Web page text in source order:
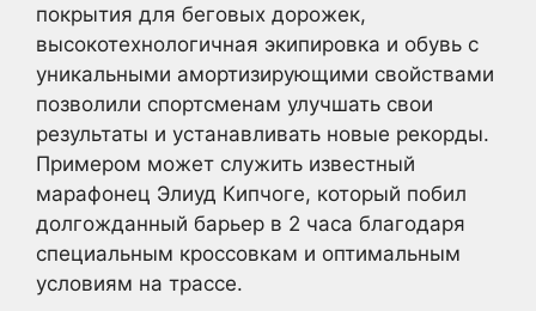
покрытия для беговых дорожек,
высокотехнологичная экипировка и обувь с
уникальными амортизирующими свойствами
позволили спортсменам улучшать свои
результаты и устанавливать новые рекорды.
Примером может служить известный
марафонец Элиуд Кипчоге, который побил
долгожданный барьер в 2 часа благодаря
специальным кроссовкам и оптимальным
условиям на трассе.